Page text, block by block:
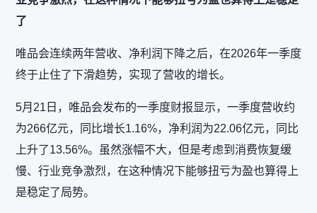
了
唯品会连续两年营收、净利润下降之后，在2026年一季度
终于止住了下滑趋势，实现了营收的增长。
5月21日，唯品会发布的一季度财报显示，一季度营收约
为266亿元，同比增长1.16%，净利润为22.06亿元，同比
上升了13.56%。虽然涨幅不大，但是考虑到消费恢复缓
慢、行业竞争激烈，在这种情况下能够扭亏为盈也算得上
是稳定了局势。